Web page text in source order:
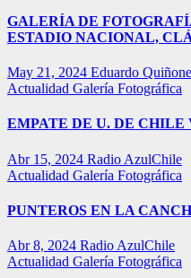
GALERÍA DE
ESTADIO NACIONAL,
May 21, 2024 Eduardo
Actualidad Galería Fotográfica
EMPATE DE U. DE CHILE
Abr 15, 2024 Radio AzulChile
Actualidad Galería Fotográfica
PUNTEROS EN LA
Abr 8, 2024 Radio AzulChile
Actualidad Galería Fotográfica